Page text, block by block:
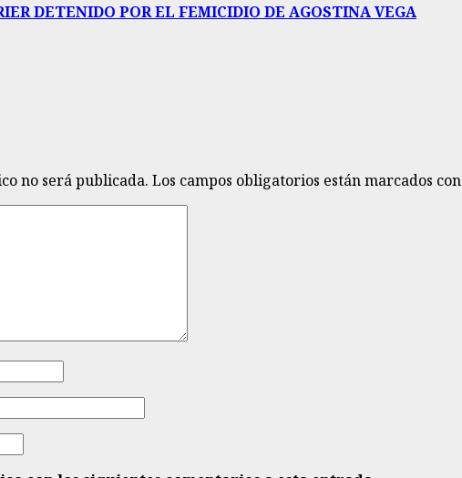
DETENIDO POR EL FEMICIDIO DE AGOSTINA VEGA
no será publicada. Los campos obligatorios están marcados con